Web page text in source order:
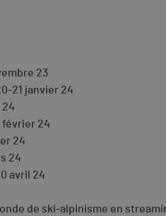
23
21 janvier 24
24
février 24
24
24
avril 24
de ski-alpinisme en